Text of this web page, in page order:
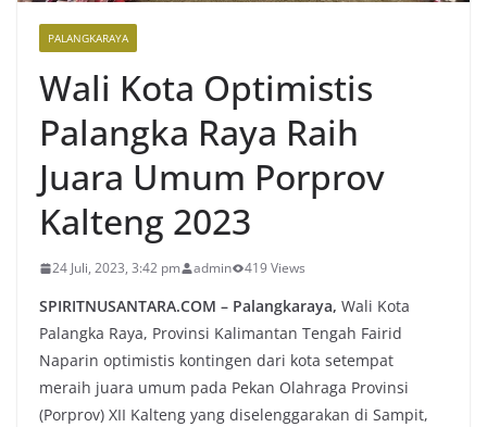
PALANGKARAYA
Wali Kota Optimistis
Palangka Raya Raih
Juara Umum Porprov
Kalteng 2023
24 Juli, 2023, 3:42 pm admin 419 Views
SPIRITNUSANTARA.COM – Palangkaraya, Wali Kota
Palangka Raya, Provinsi Kalimantan Tengah Fairid
Naparin optimistis kontingen dari kota setempat
meraih juara umum pada Pekan Olahraga Provinsi
(Porprov) XII Kalteng yang diselenggarakan di Sampit,